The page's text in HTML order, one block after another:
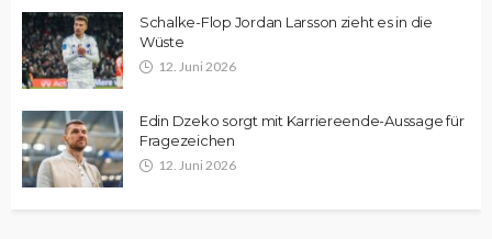
Schalke-Flop Jordan Larsson zieht es in die
Wüste
12. Juni 2026
Edin Dzeko sorgt mit Karriereende-Aussage für
Fragezeichen
12. Juni 2026